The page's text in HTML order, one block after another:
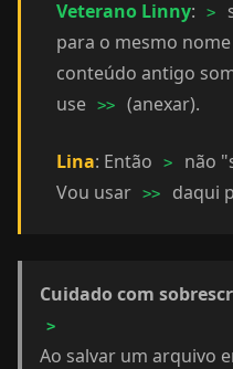
Veterano Linny: >
para o mesmo
conteúdo antigo
use
>> (anexar).
Lina: Então >
não
Vou usar
>> daqui
Cuidado com
>
Ao salvar um arquivo